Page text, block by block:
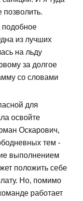
позволить.
из лучших
на льду
за долгое
со словами
для
освойте
Оскарович,
тем -
выполнением
положить себе
Но, помимо
работает